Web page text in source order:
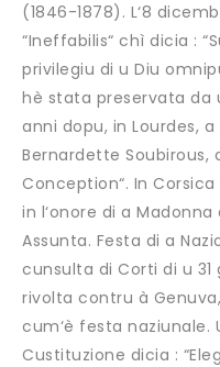
(1846-1878). L‘8
“Ineffabilis“ chì dicia :
privilegiu di u Diu
hè stata preservata da
anni dopu, in Lourdes,
Bernardette Soubirous,
Conception“. In
in l‘onore di a
Assunta. Festa di a
cunsulta di Corti di u 31
rivolta contru à
cum‘è festa naziunale.
Custituzione dicia :